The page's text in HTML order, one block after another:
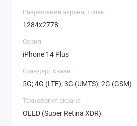
Разрешение экрана, точек
1284x2778
Серия
iPhone 14 Plus
Стандарт связи
5G; 4G (LTE); 3G (UMTS); 2G (GSM)
Технология экрана
OLED (Super Retina XDR)